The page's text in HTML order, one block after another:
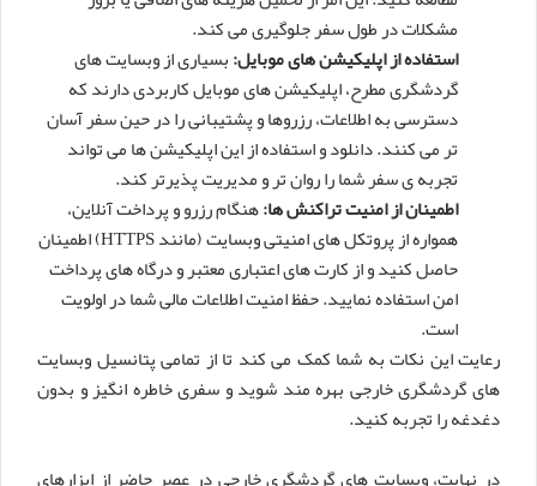
مشکلات در طول سفر جلوگیری می کند.
استفاده از اپلیکیشن های موبایل:بسیاری از وبسایت های
گردشگری مطرح، اپلیکیشن های موبایل کاربردی دارند که
دسترسی به اطلاعات، رزروها و پشتیبانی را در حین سفر آسان
تر می کنند. دانلود و استفاده از این اپلیکیشن ها می تواند
تجربه ی سفر شما را روان تر و مدیریت پذیرتر کند.
اطمینان از امنیت تراکنش ها:هنگام رزرو و پرداخت آنلاین،
همواره از پروتکل های امنیتی وبسایت (مانند HTTPS) اطمینان
حاصل کنید و از کارت های اعتباری معتبر و درگاه های پرداخت
امن استفاده نمایید. حفظ امنیت اطلاعات مالی شما در اولویت
است.
رعایت این نکات به شما کمک می کند تا از تمامی پتانسیل وبسایت
های گردشگری خارجی بهره مند شوید و سفری خاطره انگیز و بدون
دغدغه را تجربه کنید.